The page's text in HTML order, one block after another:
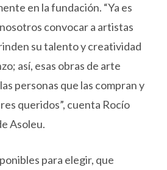
en la fundación. “Ya es
convocar a artistas
su talento y creatividad
así, esas obras de arte
personas que las compran y
queridos”, cuenta Rocío
Asoleu.
para elegir, que